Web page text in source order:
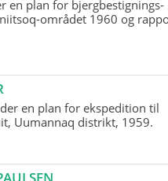
en plan for bjergbestignings-
området 1960 og
en plan for ekspedition til
Uumannaq distrikt, 1959.